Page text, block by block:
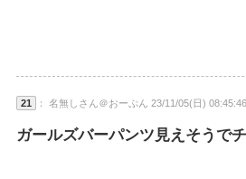
21 ： 名無しさん＠おーぷん 23/11/05(日)
ガールズバーパンツ見えそうで